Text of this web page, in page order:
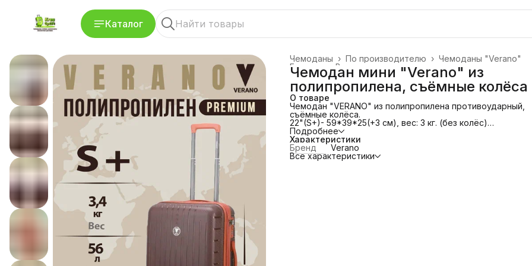
Каталог
Чемоданы "Verano"
По производителю ›
Чемоданы ›
Все товары
Главная
Чемодан мини "Verano" из
полипропилена, съёмные колёса
О товаре
Чемодан "VERANO" из полипропилена противоударный,
съёмные колёса.
22"(S+)- 59*39*25(+3 см), вес: 3 кг. (без колёс)
Ручная кладь! (Аэрофлот, Россия, Аврора и др.)
Имеет четыре полиуретановых сдвоенных колеса.
360°.
Колёса съёмные!
Телескопическую алюминиевую и 2 дополнительные
Подробнее
Характеристики
Бренд
Verano
Все характеристики